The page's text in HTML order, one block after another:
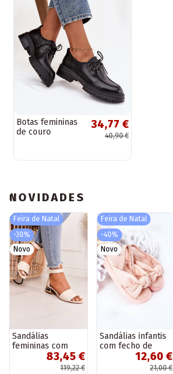
Botas femininas
de couro
34,77 €
40,90 €
NOVIDADES
Feira de Natal
-30%
Novo
Sandálias
femininas com
salto dourado
Laura Messi bege
83,45 €
119,22 €
Feira de Natal
-40%
Novo
Sandálias infantis
com fecho de
pressão, cor rosa
12,60 €
21,00 €